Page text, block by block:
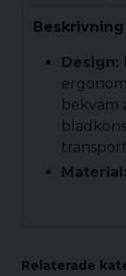
Design:
bekväm
Material:
en
Relaterade